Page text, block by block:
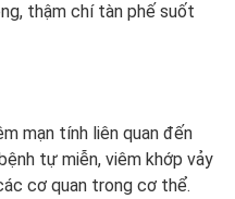
thậm chí tàn phế suốt
mạn tính liên quan đến
tự miễn, viêm khớp vảy
cơ quan trong cơ thể.